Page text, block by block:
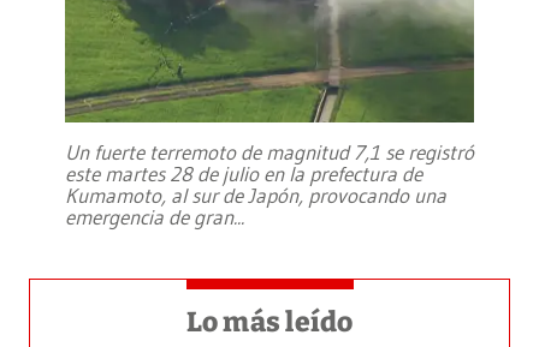
Un fuerte terremoto de magnitud 7,1 se registró
este martes 28 de julio en la prefectura de
Kumamoto, al sur de Japón, provocando una
emergencia de gran...
Lo más leído